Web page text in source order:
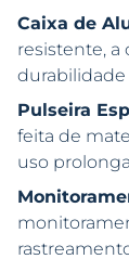
Caixa de
resistente, a
durabilidade
Pulseira
feita de
uso